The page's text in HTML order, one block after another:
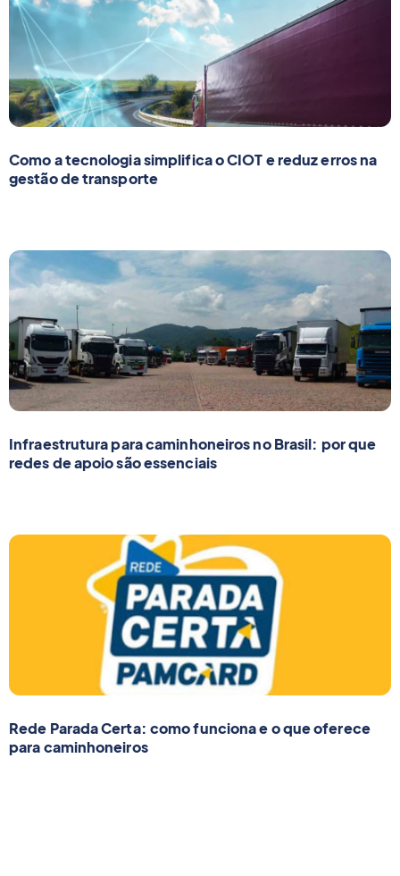
Como a tecnologia simplifica o CIOT e reduz erros na
gestão de transporte
Infraestrutura para caminhoneiros no Brasil: por que
redes de apoio são essenciais
Rede Parada Certa: como funciona e o que oferece
para caminhoneiros